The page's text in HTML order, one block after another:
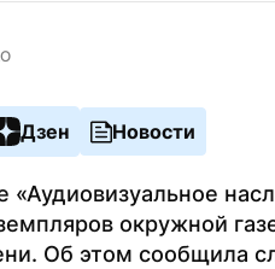
Дзен Новости
«Аудиовизуальное
окружной
Об этом сообщила